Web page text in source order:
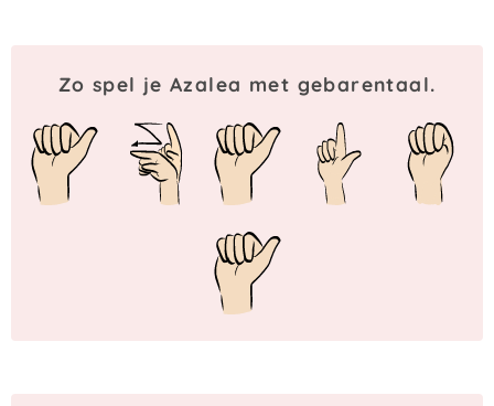
Zo spel je Azalea met gebarentaal.